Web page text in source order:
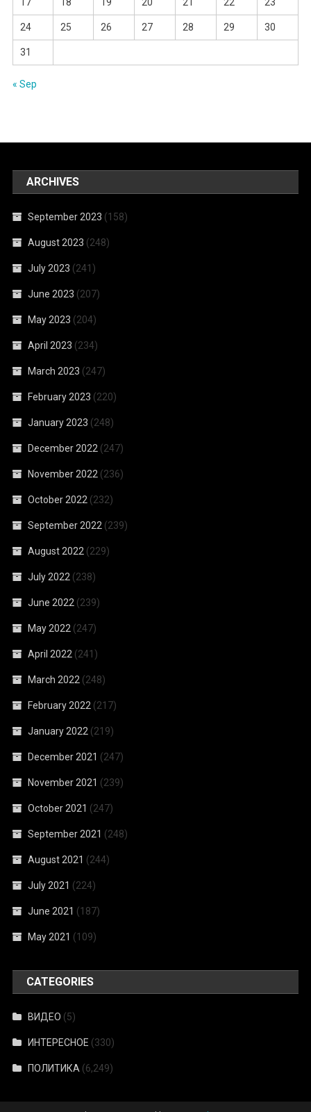
17 18 19 20 21 22 23
24 25 26 27 28 29 30
31
« Sep
ARCHIVES
September 2023 (158)
August 2023 (248)
July 2023 (241)
June 2023 (207)
May 2023 (204)
April 2023 (234)
March 2023 (247)
February 2023 (220)
January 2023 (248)
December 2022 (247)
November 2022 (236)
October 2022 (232)
September 2022 (239)
August 2022 (229)
July 2022 (238)
June 2022 (239)
May 2022 (247)
April 2022 (241)
March 2022 (248)
February 2022 (217)
January 2022 (219)
December 2021 (247)
November 2021 (239)
October 2021 (247)
September 2021 (248)
August 2021 (244)
July 2021 (224)
June 2021 (187)
May 2021 (109)
CATEGORIES
ВИДЕО (5)
ИНТЕРЕСНОЕ (330)
ПОЛИТИКА (6,249)